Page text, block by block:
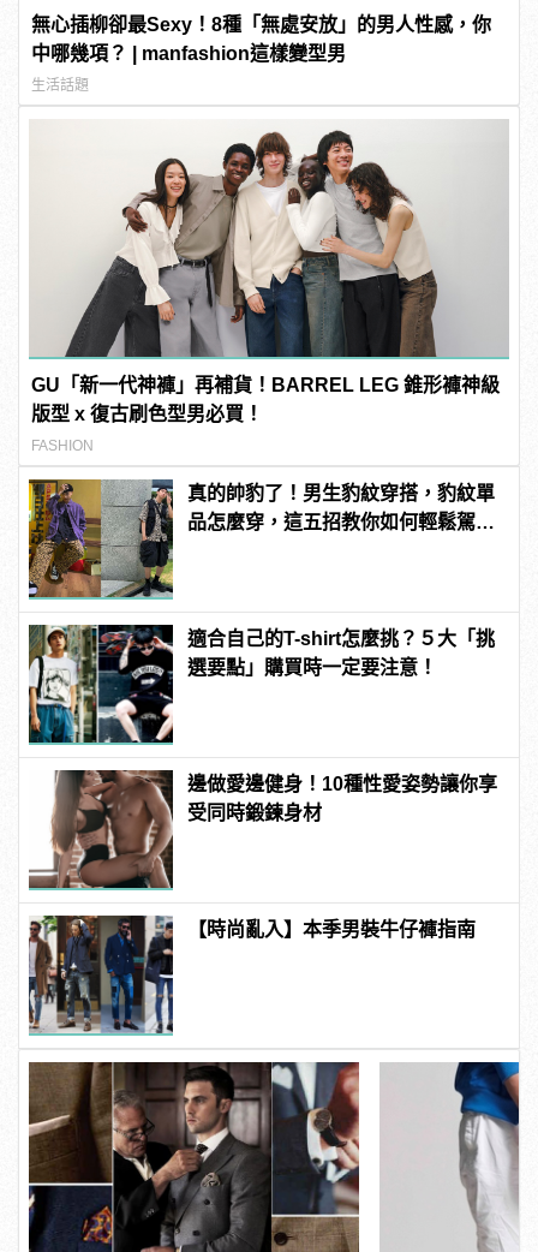
無心插柳卻最Sexy！8種「無處安放」的男人性感，你
中哪幾項？ | manfashion這樣變型男
生活話題
GU「新一代神褲」再補貨！BARREL LEG 錐形褲神級
版型 x 復古刷色型男必買！
FASHION
真的帥豹了！男生豹紋穿搭，豹紋單
品怎麼穿，這五招教你如何輕鬆駕
適合自己的T-shirt怎麼挑？５大「挑
選要點」購買時一定要注意！
邊做愛邊健身！10種性愛姿勢讓你享
受同時鍛鍊身材
【時尚亂入】本季男裝牛仔褲指南